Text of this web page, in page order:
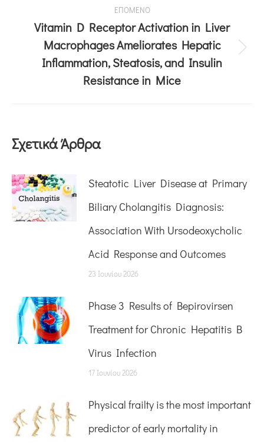
ΕΠΟΜΕΝΟ
Vitamin D Receptor Activation in Liver
Macrophages Ameliorates Hepatic
Inflammation, Steatosis, and Insulin
Resistance in Mice
Σχετικά Άρθρα
Steatotic Liver Disease at Primary
Biliary Cholangitis Diagnosis:
Association With Ursodeoxycholic
Acid Response and Outcomes
23 Ιουνίου 2026
Phase 3 Results of Bepirovirsen
Treatment for Chronic Hepatitis B
Virus Infection
17 Ιουνίου 2026
Physical frailty is the most important
predictor of early mortality in